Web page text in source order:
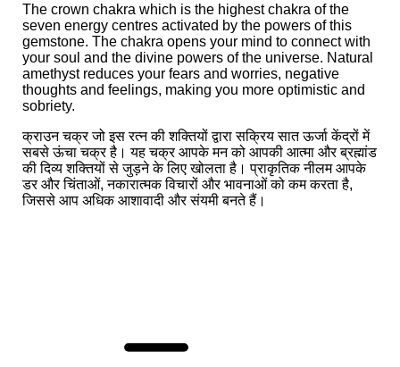
The crown chakra which is the highest chakra of the
seven energy centres activated by the powers of this
gemstone. The chakra opens your mind to connect with
your soul and the divine powers of the universe. Natural
amethyst reduces your fears and worries, negative
thoughts and feelings, making you more optimistic and
sobriety.
क्राउन चक्र जो इस रत्न की शक्तियों द्वारा सक्रिय सात ऊर्जा केंद्रों में
सबसे ऊंचा चक्र है। यह चक्र आपके मन को आपकी आत्मा और ब्रह्मांड
की दिव्य शक्तियों से जुड़ने के लिए खोलता है। प्राकृतिक नीलम आपके
डर और चिंताओं, नकारात्मक विचारों और भावनाओं को कम करता है,
जिससे आप अधिक आशावादी और संयमी बनते हैं।